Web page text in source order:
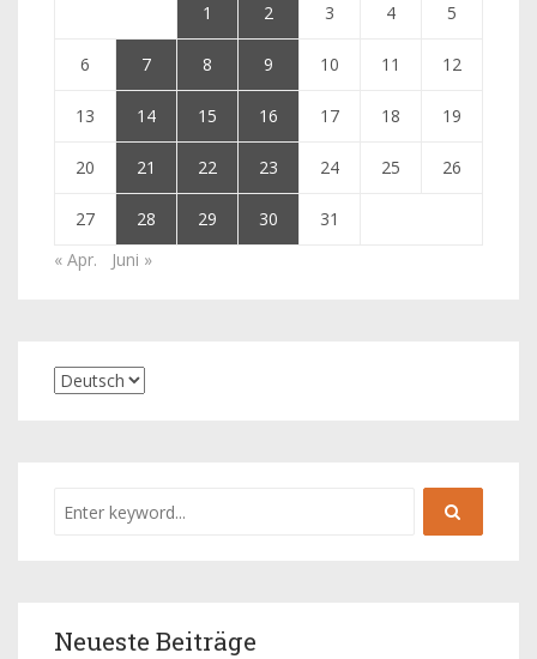
1 2 3 4 5
6 7 8 9 10 11 12
13 14 15 16 17 18 19
20 21 22 23 24 25 26
27 28 29 30
31
« Apr.
Juni »
Neueste Beiträge